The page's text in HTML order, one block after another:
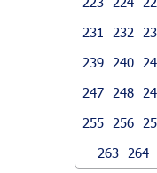
231
232
239
240
247
248
255
256
263
264